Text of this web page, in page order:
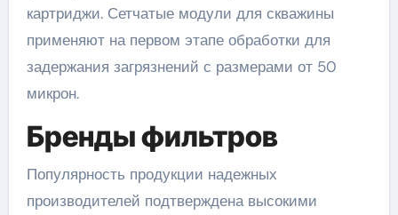
картриджи. Сетчатые модули для скважины
применяют на первом этапе обработки для
задержания загрязнений с размерами от 50
микрон.
Бренды фильтров
Популярность продукции надежных
производителей подтверждена высокими